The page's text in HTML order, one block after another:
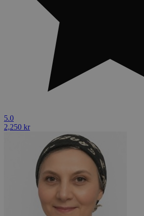
5.0
2,250 kr